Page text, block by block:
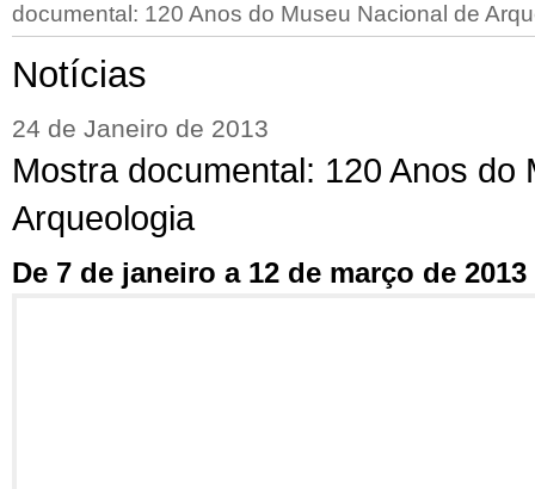
documental: 120 Anos do Museu Nacional de
Notícias
24 de Janeiro de 2013
Mostra documental: 120 Anos do
Arqueologia
De 7 de janeiro a 12 de março de 2013